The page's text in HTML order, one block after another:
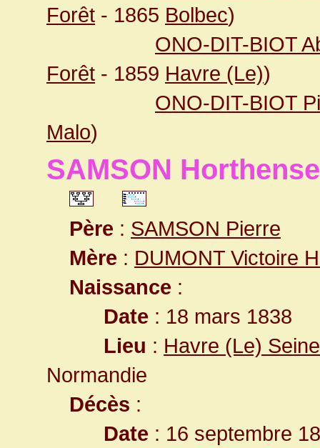
Forêt - 1865 Bolbec)
ONO-DIT-BIOT
Forêt - 1859 Havre (Le))
ONO-DIT-BIOT
Malo)
SAMSON
Père : SAMSON Pierre
Mère : DUMONT Victoire
Naissance :
Date : 18 mars 1838
Lieu : Havre (Le)
Normandie
Décès :
Date : 16 septembre